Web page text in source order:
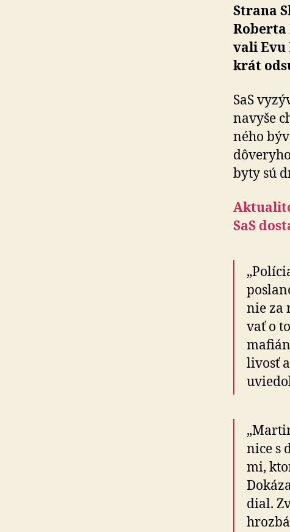
Strana
Roberta
va­li Evu
krát
SaS
navyše
né­ho
byty sú
SaS
nie za
vať o
li­vosť
ni­ce s
mi,
dial.